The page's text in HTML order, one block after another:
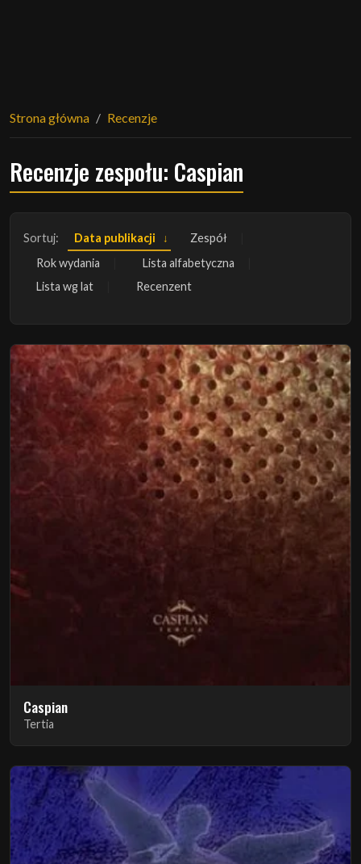
Strona główna Recenzje
Recenzje zespołu: Caspian
Sortuj: Data publikacji
Zespół
Rok wydania
Lista alfabetyczna
Lista wg lat
Recenzent
Caspian
Tertia